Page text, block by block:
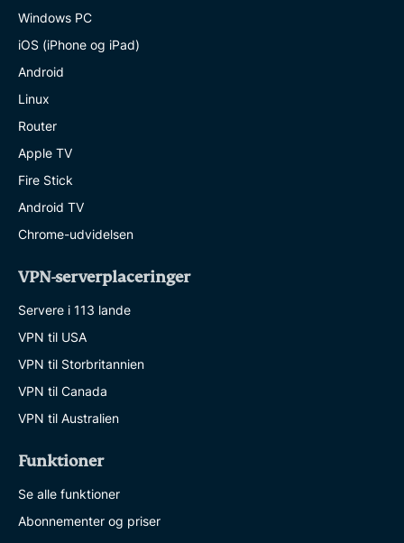
Windows PC
iOS (iPhone og iPad)
Android
Linux
Router
Apple TV
Fire Stick
Android TV
Chrome-udvidelsen
VPN-serverplaceringer
Servere i 113 lande
VPN til USA
VPN til Storbritannien
VPN til Canada
VPN til Australien
Funktioner
Se alle funktioner
Abonnementer og priser